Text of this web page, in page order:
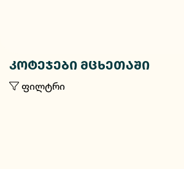
კოტეჯები მცხეთაში
ფილტრი